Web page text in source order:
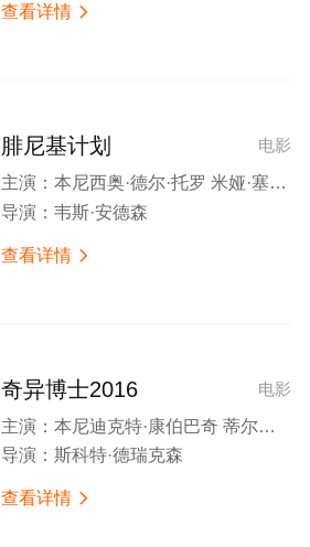
查看详情 
电影
腓尼基计划
主演： 本尼西奥·德尔·托罗 米娅·塞普雷顿 迈克尔·塞拉 汤姆·汉克斯 布莱恩·克兰斯顿 里兹·阿迈德 马修·阿马立克 杰弗里·怀特 理查德·艾欧阿德 斯嘉丽·约翰逊 本尼迪克特·康伯巴奇 鲁伯特·弗兰德 霍普·戴维斯 比尔·默瑞 夏洛特·甘斯布 安东尼娅·德斯普拉特 基特·拉库森 马克斯·毛夫 马修·乔丹 米洛·詹姆斯 杰米·费基克 斯特凡纳·巴克 赫克托·贝特曼·哈登 穆罕默德·贝哈德金
导演： 韦斯·安德森
查看详情 
电影
奇异博士2016
主演： 本尼迪克特·康伯巴奇 蒂尔达·斯文顿 麦斯·米科尔森 切瓦特·埃加福 瑞秋·麦克亚当斯 迈克尔·斯图巴 王汉斌 本杰明·布拉特 斯科特·阿金斯 莎拉·费希恩 阿拉·萨菲 多波·雷斯尼怀罗 乌米特·尤乐根
导演： 斯科特·德瑞克森
查看详情 